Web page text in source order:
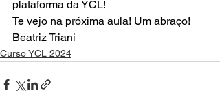
plataforma da YCL!
Te vejo na próxima aula! Um abraço!
Beatriz Triani
Curso YCL 2024